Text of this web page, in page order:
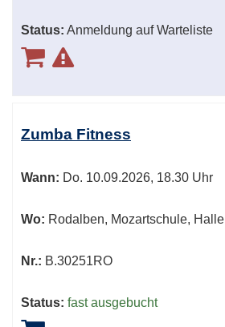
Status: Anmeldung auf Warteliste
Zumba Fitness
Wann: Do. 10.09.2026, 18.30 Uhr
Wo: Rodalben, Mozartschule, Halle
Nr.: B.30251RO
Status: fast ausgebucht